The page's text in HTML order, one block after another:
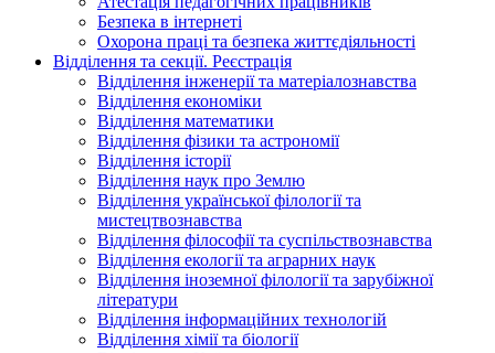
Безпека в інтернеті
Охорона праці та безпека життєдіяльності
Відділення та секції. Реєстрація
Відділення інженерії та матеріалознавства
Відділення економіки
Відділення математики
Відділення фізики та астрономії
Відділення історії
Відділення наук про Землю
Відділення української філології та
мистецтвознавства
Відділення філософії та суспільствознавства
Відділення екології та аграрних наук
Відділення іноземної філології та зарубіжної
літератури
Відділення інформаційних технологій
Відділення хімії та біології